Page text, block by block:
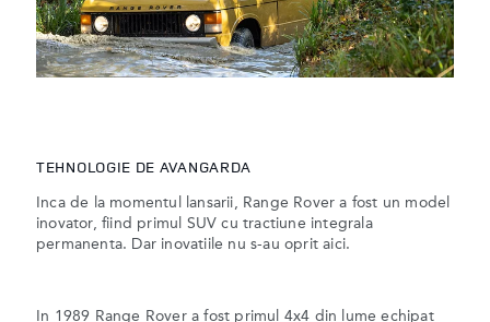
TEHNOLOGIE DE AVANGARDA
Inca de la momentul lansarii, Range Rover a fost un model
inovator, fiind primul SUV cu tractiune integrala
permanenta. Dar inovatiile nu s-au oprit aici.
In 1989 Range Rover a fost primul 4x4 din lume echipat